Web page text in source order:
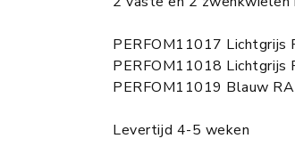
PERFOM11017
PERFOM11018 Lichtgrijs
PERFOM11019 Blauw
Levertijd 4-5 weken